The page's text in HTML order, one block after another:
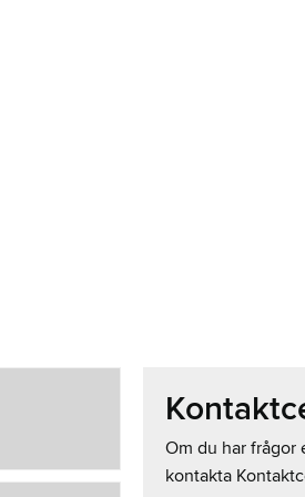
Om du har frågor
kontakta